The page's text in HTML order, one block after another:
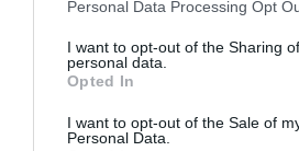
Personal Data Processing Opt
I want to opt-out of the Sharing
personal data.
Opted In
I want to opt-out of the Sale of
Personal Data.